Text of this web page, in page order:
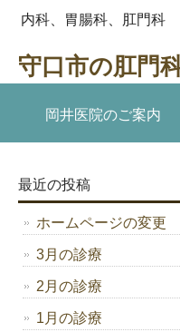
内科、胃腸科、肛門科
守口市の肛門
岡井医院のご案内
最近の投稿
ホームページの変更
3月の診療
2月の診療
1月の診療